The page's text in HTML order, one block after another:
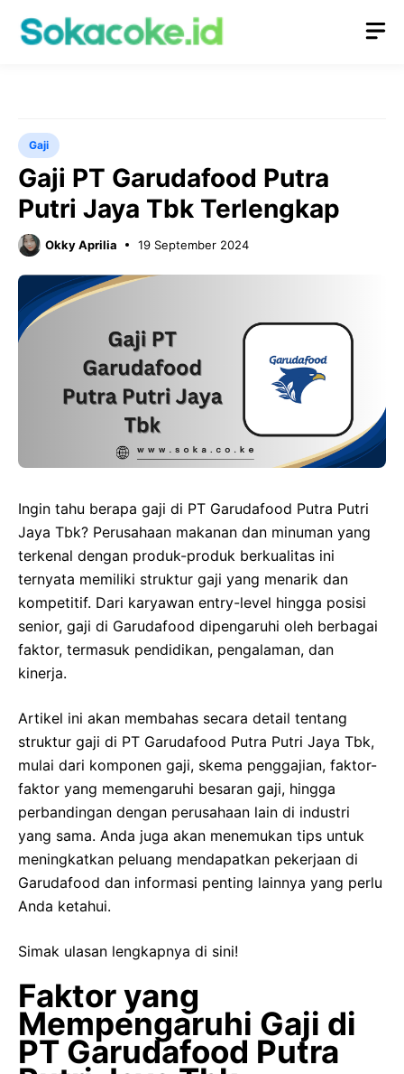
Gaji
Gaji PT Garudafood Putra
Putri Jaya Tbk Terlengkap
Okky Aprilia 19 September 2024
Ingin tahu berapa gaji di PT Garudafood Putra Putri
Jaya Tbk? Perusahaan makanan dan minuman yang
terkenal dengan produk-produk berkualitas ini
ternyata memiliki struktur gaji yang menarik dan
kompetitif. Dari karyawan entry-level hingga posisi
senior, gaji di Garudafood dipengaruhi oleh berbagai
faktor, termasuk pendidikan, pengalaman, dan
kinerja.
Artikel ini akan membahas secara detail tentang
struktur gaji di PT Garudafood Putra Putri Jaya Tbk,
mulai dari komponen gaji, skema penggajian, faktor-
faktor yang memengaruhi besaran gaji, hingga
perbandingan dengan perusahaan lain di industri
yang sama. Anda juga akan menemukan tips untuk
meningkatkan peluang mendapatkan pekerjaan di
Garudafood dan informasi penting lainnya yang perlu
Anda ketahui.
Simak ulasan lengkapnya di sini!
Faktor yang
Mempengaruhi Gaji di
PT Garudafood Putra